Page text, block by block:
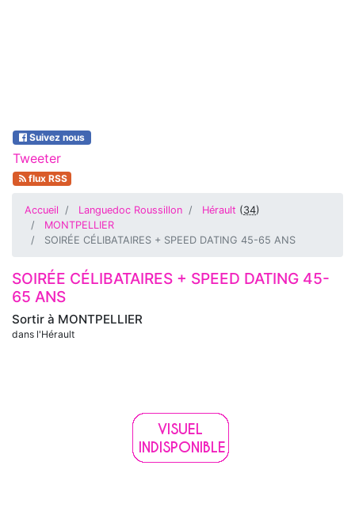
Suivez nous
Tweeter
flux RSS
Accueil Languedoc Roussillon Hérault (34)
MONTPELLIER
SOIRÉE CÉLIBATAIRES + SPEED DATING 45-65 ANS
Sortir à MONTPELLIER
dans l'Hérault
SOIRÉE CÉLIBATAIRES + SPEED DATING 45-
65 ANS